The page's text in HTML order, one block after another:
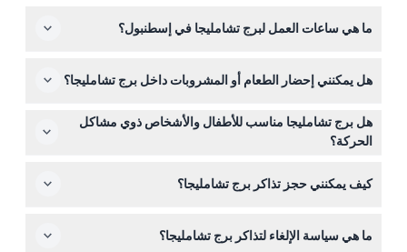
ما هي ساعات العمل لبرج تشامليجا في إسطنبول؟
مساءً، مما يمنحك وقتًا كافيًا للاستمتاع بالمناظر البانورامية
هل يمكنني إحضار الطعام أو المشروبات داخل برج تشامليجا؟
لا، لا يُسمح بإحضار الطعام والمشروبات من الخارج داخل المكان
لضمان تجربة ممتعة لجميع الزوار.
هل برج تشامليجا مناسب للأطفال والأشخاص ذوي مشاكل
الحركة؟
ولكن بسبب إعدادات البرج، لا يُنصح به للأشخاص ذوي الحركة
كيف يمكنني حجز تذاكر برج تشامليجا؟
الموقع، مما يضمن لك مكانًا ودخولًا سلسًا في يوم زيارتك.
ما هي سياسة الإلغاء لتذاكر برج تشامليجا؟